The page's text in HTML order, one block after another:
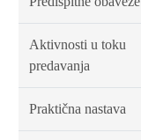
Aktivnosti u toku
predavanja
Praktična nastava